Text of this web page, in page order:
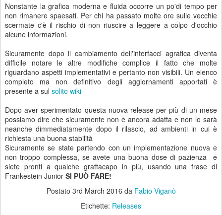
Nonstante la grafica moderna e fluida occorre un po'di tempo per
non rimanere spaesati. Per chi ha passato molte ore sulle vecchie
scermate c'è il rischio di non riuscire a leggere a colpo d'occhio
alcune informazioni.
Sicuramente dopo il cambiamento dell'interfacci agrafica diventa
difficile notare le altre modifiche complice il fatto che molte
riguardano aspetti implementativi e pertanto non visibili. Un elenco
completo ma non definitivo degli aggiornamenti apportati è
presente a sul solito wiki
Dopo aver sperimentato questa nuova release per più di un mese
possiamo dire che sicuramente non è ancora adatta e non lo sarà
neanche dimmediatamente dopo il rilascio, ad ambienti in cui è
richiesta una buona stabilità
Sicuramente se state partendo con un implementazione nuova e
non troppo complessa, se avete una buona dose di pazienza e
siete pronti a qualche grattacapo in più, usando una frase di
Frankestein Junior SI PUÒ FARE!
Postato 3rd March 2016 da Fabio Viganò
Etichette: Releases